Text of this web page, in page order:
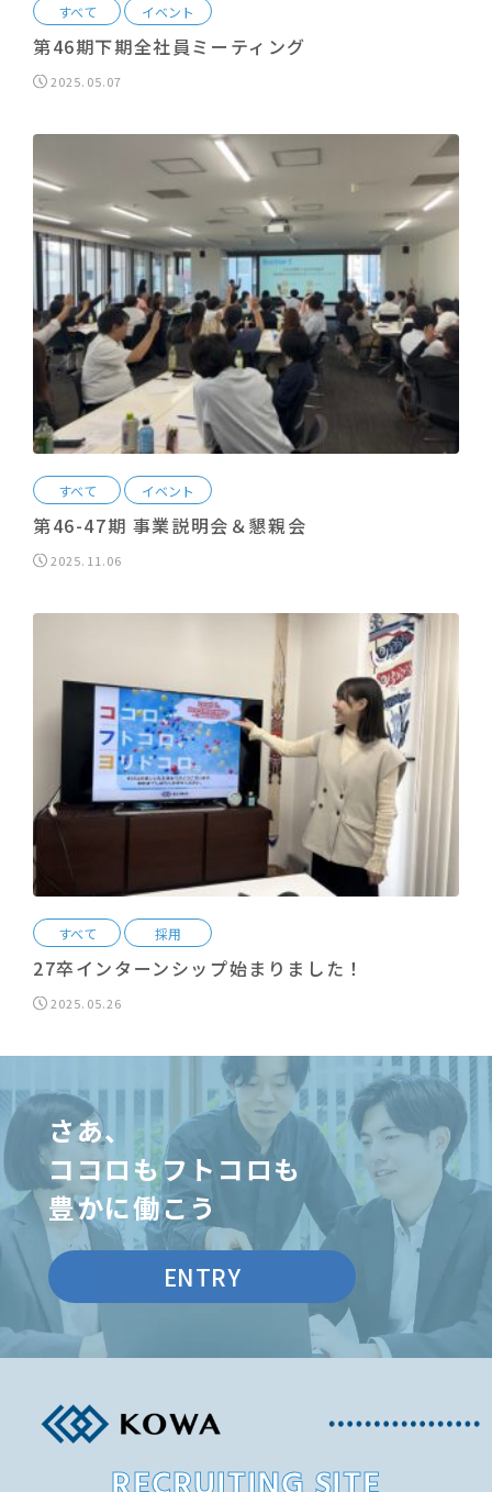
すべて イベント
第46期下期全社員ミーティング
2025.05.07
すべて イベント
第46-47期 事業説明会＆懇親会
2025.11.06
すべて 採用
27卒インターンシップ始まりました！
2025.05.26
さあ、
ココロもフトコロも
豊かに働こう
ENTRY